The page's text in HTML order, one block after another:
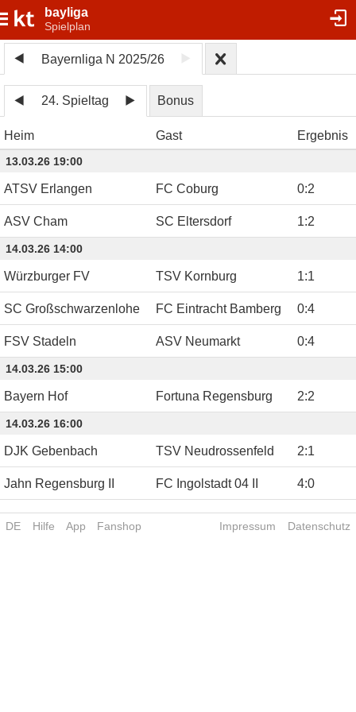
bayliga
Spielplan
Bayernliga N 2025/26
24. Spieltag Bonus
Heim Gast Ergebnis
13.03.26 19:00
ATSV Erlangen FC Coburg 0:2
ASV Cham SC Eltersdorf 1:2
14.03.26 14:00
Würzburger FV TSV Kornburg 1:1
SC Großschwarzenlohe FC Eintracht Bamberg 0:4
FSV Stadeln ASV Neumarkt 0:4
14.03.26 15:00
Bayern Hof Fortuna Regensburg 2:2
14.03.26 16:00
DJK Gebenbach TSV Neudrossenfeld 2:1
Jahn Regensburg II FC Ingolstadt 04 II 4:0
DE Hilfe App Fanshop Impressum Datenschutz